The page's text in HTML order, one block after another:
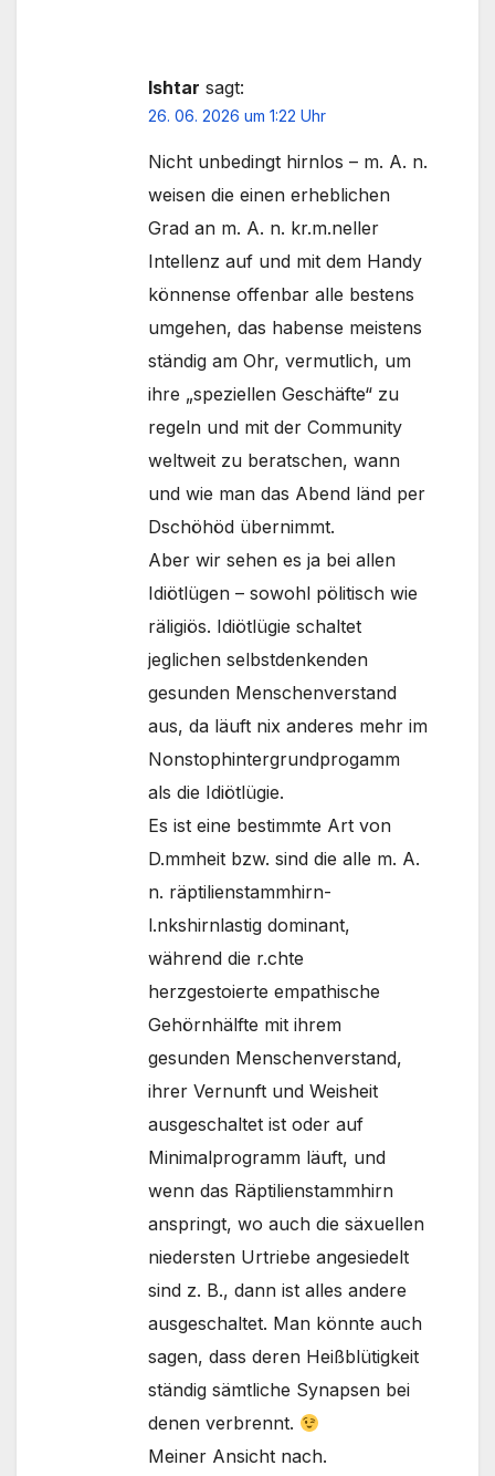
Ishtar sagt:
26. 06. 2026 um 1:22 Uhr
Nicht unbedingt hirnlos – m. A. n.
weisen die einen erheblichen
Grad an m. A. n. kr.m.neller
Intellenz auf und mit dem Handy
könnense offenbar alle bestens
umgehen, das habense meistens
ständig am Ohr, vermutlich, um
ihre „speziellen Geschäfte“ zu
regeln und mit der Community
weltweit zu beratschen, wann
und wie man das Abend länd per
Dschöhöd übernimmt.
Aber wir sehen es ja bei allen
Idiötlügen – sowohl pölitisch wie
räligiös. Idiötlügie schaltet
jeglichen selbstdenkenden
gesunden Menschenverstand
aus, da läuft nix anderes mehr im
Nonstophintergrundprogamm
als die Idiötlügie.
Es ist eine bestimmte Art von
D.mmheit bzw. sind die alle m. A.
n. räptilienstammhirn-
l.nkshirnlastig dominant,
während die r.chte
herzgestoierte empathische
Gehörnhälfte mit ihrem
gesunden Menschenverstand,
ihrer Vernunft und Weisheit
ausgeschaltet ist oder auf
Minimalprogramm läuft, und
wenn das Räptilienstammhirn
anspringt, wo auch die säxuellen
niedersten Urtriebe angesiedelt
sind z. B., dann ist alles andere
ausgeschaltet. Man könnte auch
sagen, dass deren Heißblütigkeit
ständig sämtliche Synapsen bei
denen verbrennt.
Meiner Ansicht nach.